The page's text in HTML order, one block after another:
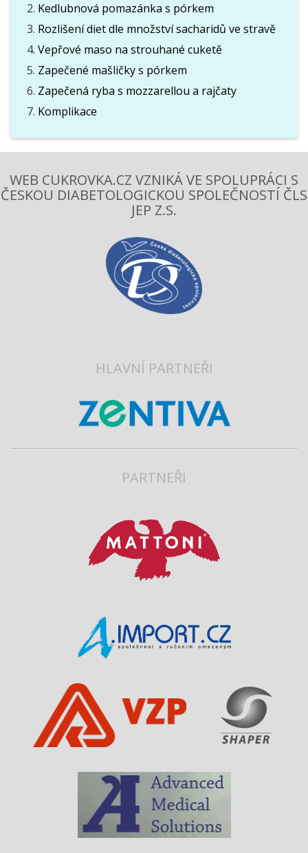
Kedlubnová pomazánka s pórkem
Rozlišení diet dle množství sacharidů ve stravě
Vepřové maso na strouhané cuketě
Zapečené mašličky s pórkem
Zapečená ryba s mozzarellou a rajčaty
Komplikace
WEB CUKROVKA.CZ VZNIKÁ VE SPOLUPRÁCI S
ČESKOU DIABETOLOGICKOU SPOLEČNOSTÍ ČLS
JEP Z.S.
HLAVNÍ PARTNEŘI
PARTNEŘI